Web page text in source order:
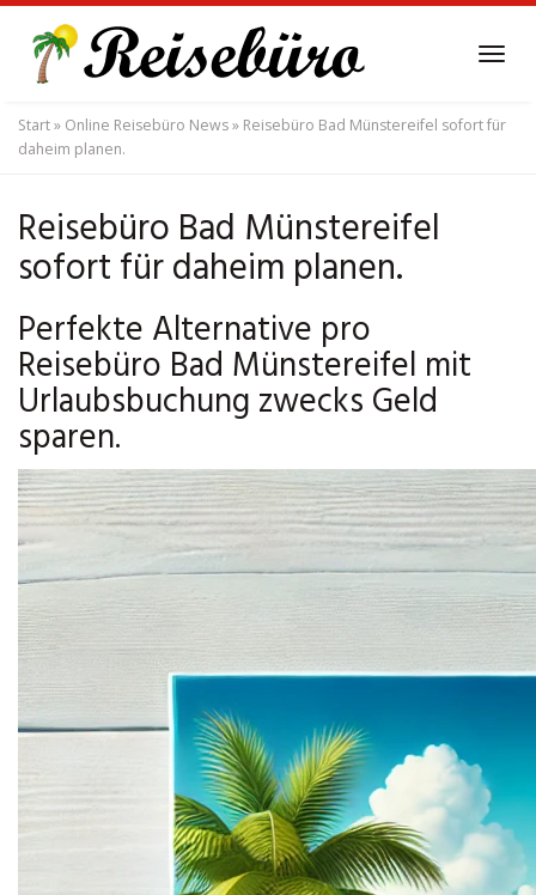
main
content
Start» Online Reisebüro News» Reisebüro Bad Münstereifel sofort für
daheim planen.
Reisebüro Bad Münstereifel
sofort für daheim planen.
Perfekte Alternative pro
Reisebüro Bad Münstereifel mit
Urlaubsbuchung zwecks Geld
sparen.